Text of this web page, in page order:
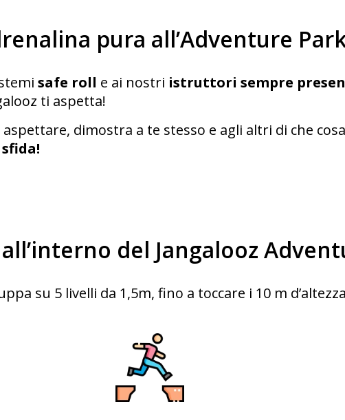
pura all’Adventure
safe roll e ai nostri istruttori sempre
ti aspetta!
dimostra a te stesso e agli altri di che
del Jangalooz
su 5 livelli da 1,5m, fino a toccare i 10 m